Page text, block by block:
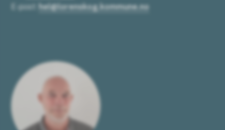
E-post:
hel@lorenskog.kommune.no